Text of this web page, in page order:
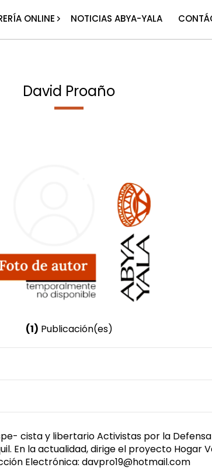
ONLINE NOTICIAS ABYA-YALA
David Proaño
(1) Publicación(es)
Masculino
cista y libertario Activistas por la Defensa
En la actualidad, dirige el proyecto Hogar
Electrónica: davpro19@hotmail.com